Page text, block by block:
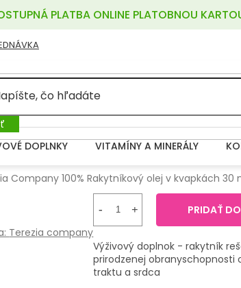
PLATBA ONLINE PLATOBNOU
DOPLNKY VITAMÍNY A MINERÁLY
Company 100% Rakytníkový olej v kvapkách 30
Terezia company
PRIDAŤ
Výživový doplnok - rakytník
prirodzenej
traktu a srdca